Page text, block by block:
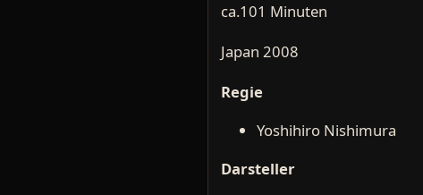
ca.101 Minuten
Japan 2008
Regie
Yoshihiro Nishimura
Darsteller